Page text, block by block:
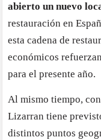
abierto un nuevo
restauración en
esta cadena de
económicos
para el presente año.
Al mismo tiempo,
Lizarran tiene
distintos puntos